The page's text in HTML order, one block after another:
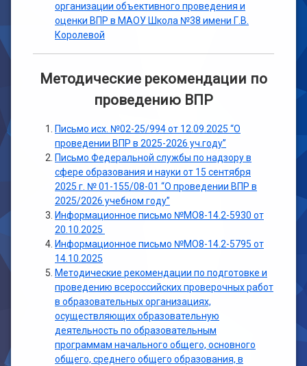
организации объективного проведения и
оценки ВПР в МАОУ Школа №38 имени Г.В.
Королевой
Методические рекомендации по
проведению ВПР
Письмо исх. №02-25/994 от 12.09.2025 “О
проведении ВПР в 2025-2026 уч.году”
Письмо Федеральной службы по надзору в
сфере образования и науки от 15 сентября
2025 г. № 01-155/08-01 “О проведении ВПР в
2025/2026 учебном году”
Информационное письмо №МО8-14.2-5930 от
20.10.2025
Информационное письмо №МО8-14.2-5795 от
14.10.2025
Методические рекомендации по подготовке и
проведению всероссийских проверочных работ
в образовательных организациях,
осуществляющих образовательную
деятельность по образовательным
программам начального общего, основного
общего, среднего общего образования, в